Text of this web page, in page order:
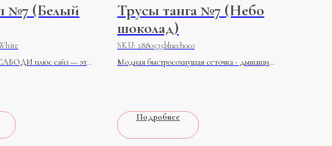
№7 (Белый
плюс сайз — это
станет незаменимым
Трусы танга №7 (Небо
шоколад)
SKU: 2880535bluechoco
Модная быстросохнущая сеточка - дышащий
Подробнее